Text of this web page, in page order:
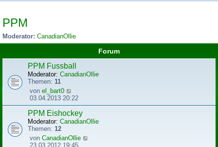
PPM
Moderator: CanadianOllie
Forum
PPM Fussball
Moderator: CanadianOllie
Themen: 11
von el_bart0
e
u
e
s
e
r
03.04.2013 20:22
PPM Eishockey
Moderator: CanadianOllie
Themen: 12
von CanadianOllie
23.03.2012 19:45